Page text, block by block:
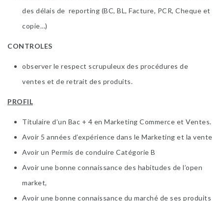
des délais de reporting (BC, BL, Facture, PCR, Cheque et
copie…)
CONTROLES
observer le respect scrupuleux des procédures de
ventes et de retrait des produits.
PROFIL
Titulaire d’un Bac + 4 en Marketing Commerce et Ventes.
Avoir 5 années d’expérience dans le Marketing et la vente
Avoir un Permis de conduire Catégorie B
Avoir une bonne connaissance des habitudes de l’open
market,
Avoir une bonne connaissance du marché de ses produits